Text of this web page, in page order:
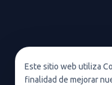
Este sitio web utiliza
finalidad de mejorar